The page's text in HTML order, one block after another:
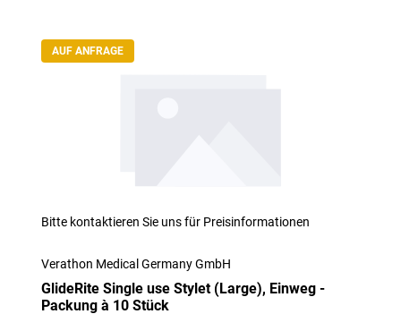
AUF ANFRAGE
Bitte kontaktieren Sie uns für Preisinformationen
Verathon Medical Germany GmbH
GlideRite Single use Stylet (Large), Einweg -
Packung à 10 Stück